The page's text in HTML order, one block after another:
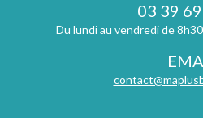
03 39
Du lundi au vendredi de